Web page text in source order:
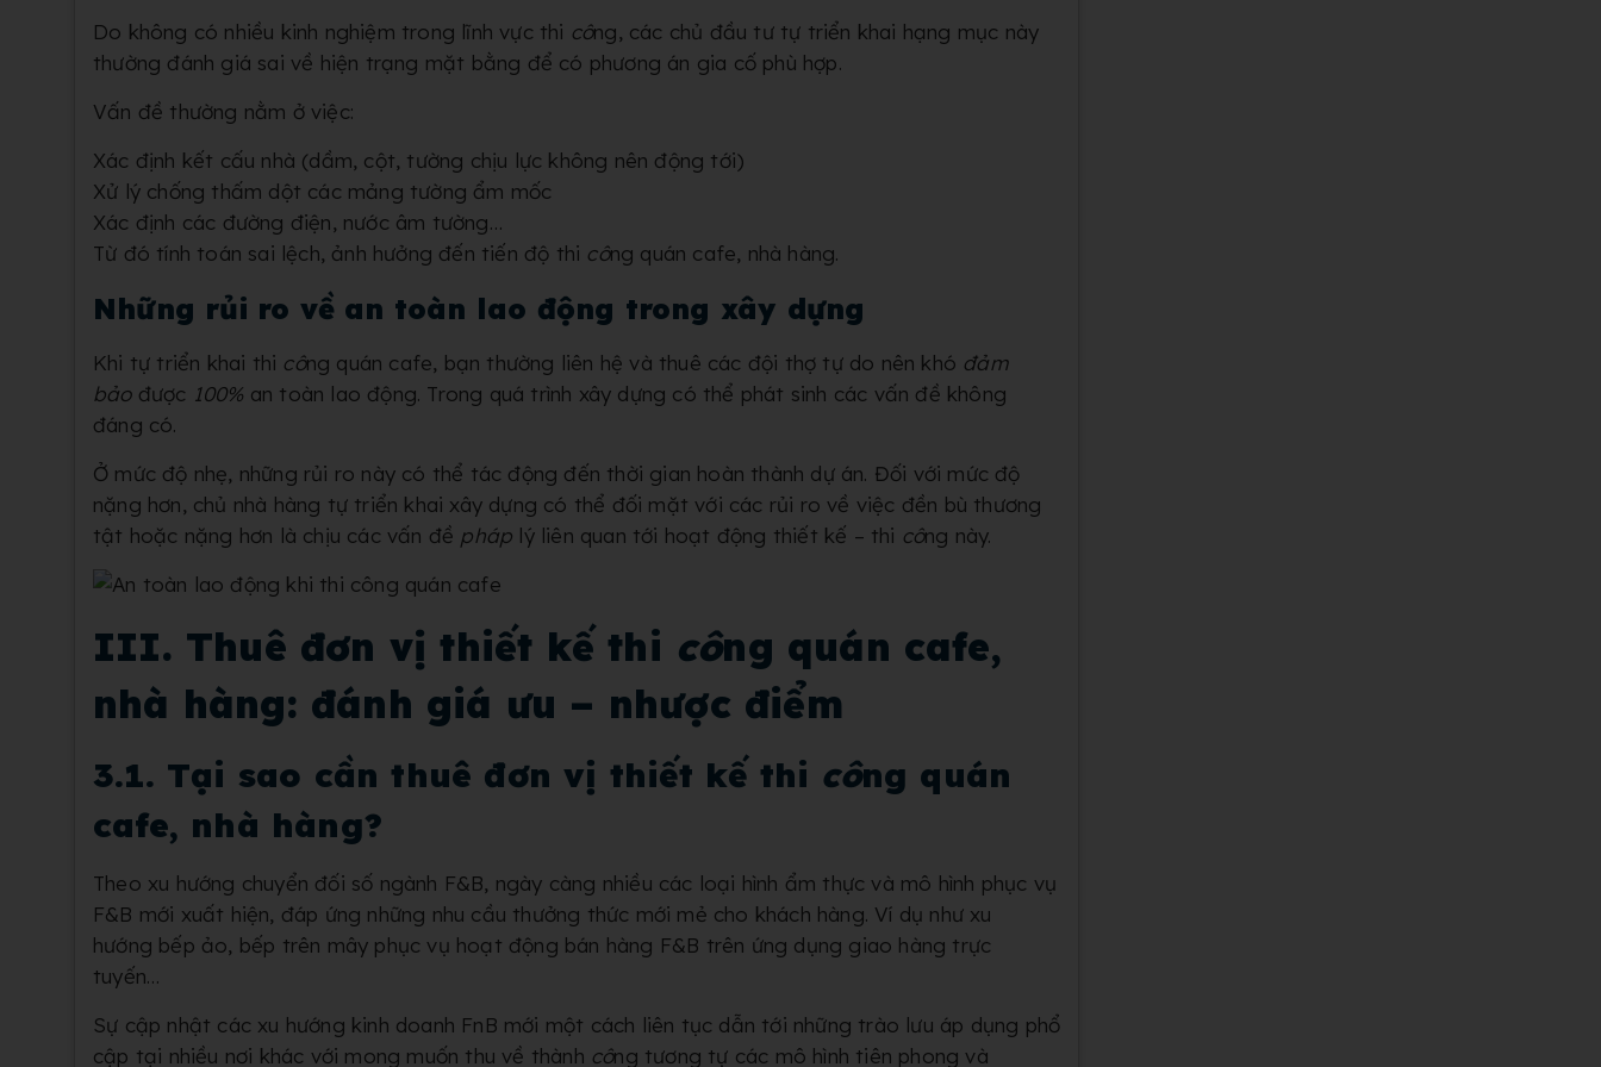
Do không có nhiều kinh nghiệm trong lĩnh vực thi công, các chủ đầu tư tự triển khai hạng mục này
thường đánh giá sai về hiện trạng mặt bằng để có phương án gia cố phù hợp.
Vấn đề thường nằm ở việc:
Xác định kết cấu nhà (dầm, cột, tường chịu lực không nên động tới)
Xử lý chống thấm dột các mảng tường ẩm mốc
Xác định các đường điện, nước âm tường…
Từ đó tính toán sai lệch, ảnh hưởng đến tiến độ thi công quán cafe, nhà hàng.
Những rủi ro về an toàn lao động trong xây dựng
Khi tự triển khai thi công quán cafe, bạn thường liên hệ và thuê các đội thợ tự do nên khó đảm
bảo được 100% an toàn lao động. Trong quá trình xây dựng có thể phát sinh các vấn đề không
đáng có.
Ở mức độ nhẹ, những rủi ro này có thể tác động đến thời gian hoàn thành dự án. Đối với mức độ
nặng hơn, chủ nhà hàng tự triển khai xây dựng có thể đối mặt với các rủi ro về việc đền bù thương
tật hoặc nặng hơn là chịu các vấn đề pháp lý liên quan tới hoạt động thiết kế – thi công này.
III. Thuê đơn vị thiết kế thi công quán cafe,
nhà hàng: đánh giá ưu – nhược điểm
3.1. Tại sao cần thuê đơn vị thiết kế thi công quán
cafe, nhà hàng?
Theo xu hướng chuyển đối số ngành F&B, ngày càng nhiều các loại hình ẩm thực và mô hình phục vụ
F&B mới xuất hiện, đáp ứng những nhu cầu thưởng thức mới mẻ cho khách hàng. Ví dụ như xu
hướng bếp ảo, bếp trên mây phục vụ hoạt động bán hàng F&B trên ứng dụng giao hàng trực
tuyến…
Sự cập nhật các xu hướng kinh doanh FnB mới một cách liên tục dẫn tới những trào lưu áp dụng phổ
cập tại nhiều nơi khác với mong muốn thu về thành công tương tự các mô hình tiên phong và